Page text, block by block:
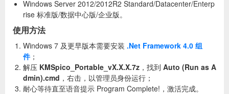
Windows Server 2012/2012R2 Standard/Datacenter/Enterp
rise 标准版/数据中心版/企业版。
使用方法
Windows 7 及更早版本需要安装 .Net Framework 4.0 组
件；
解压 KMSpico_Portable_vX.X.X.7z ，找到 Auto (Run as A
dmin).cmd ，右击，以管理员身份运行；
耐心等待直至语音提示 Program Complete!，激活完成。